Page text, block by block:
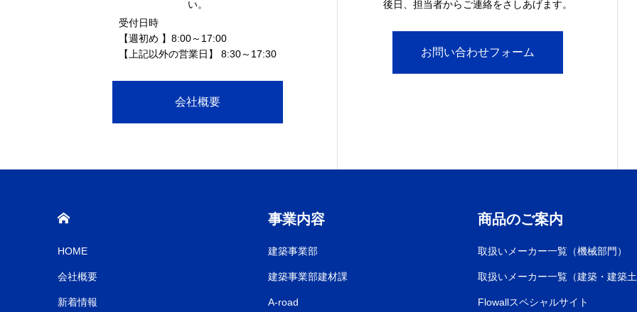
い。
受付日時
【週初め 】8:00～17:00
【上記以外の営業日】 8:30～17:30
会社概要
後日、担当者からご連絡をさしあげます。
お問い合わせフォーム
HOME
会社概要
新着情報
事業内容
建築事業部
建築事業部建材課
A-road
商品のご案内
取扱いメーカー一覧（機械部門）
取扱いメーカー一覧（建築・建築
Flowallスペシャルサイト